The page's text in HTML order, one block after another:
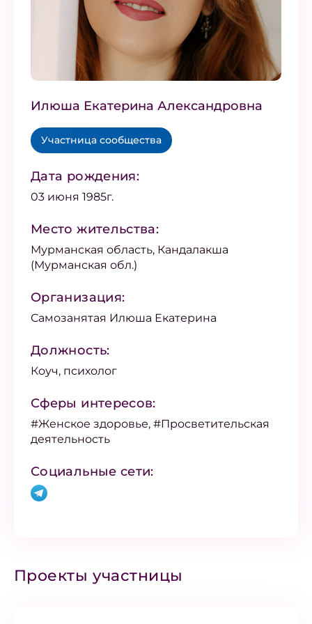
Илюша Екатерина Александровна
Участница сообщества
Дата рождения:
03 июня 1985г.
Место жительства:
Мурманская область, Кандалакша
(Мурманская обл.)
Организация:
Самозанятая Илюша Екатерина
Должность:
Коуч, психолог
Сферы интересов:
#Женское здоровье, #Просветительская
деятельность
Социальные сети:
Проекты участницы